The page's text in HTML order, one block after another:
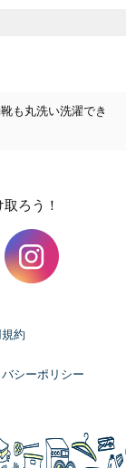
も丸洗い洗濯でき
ろう！
約
シーポリシー